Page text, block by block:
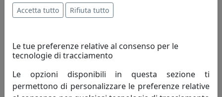
Accetta tutto Rifiuta tutto
Le tue preferenze relative al consenso per le
tecnologie di tracciamento
Le opzioni disponibili in questa sezione ti
permettono di personalizzare le preferenze relative